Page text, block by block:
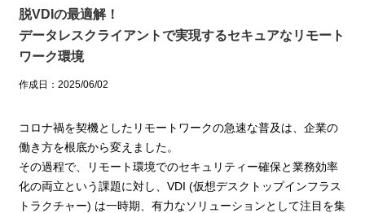
脱VDIの最適解！
データレスクライアントで実現するセキュアなリモート
ワーク環境
作成日：2025/06/02
コロナ禍を契機としたリモートワークの急速な普及は、企業の
働き方を根底から変えました。
その過程で、リモート環境でのセキュリティー確保と業務効率
化の両立という課題に対し、VDI (仮想デスクトップインフラス
トラクチャー) は一時期、有力なソリューションとして注目を集